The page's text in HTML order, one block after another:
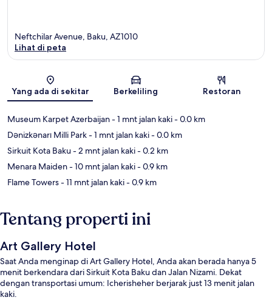
Peta
Neftchilar Avenue, Baku, AZ1010
Lihat di peta
Yang ada di sekitar Berkeliling Restoran
Museum Karpet Azerbaijan- 1 mnt jalan kaki- 0.0 km
Dənizkənarı Milli Park- 1 mnt jalan kaki- 0.0 km
Sirkuit Kota Baku- 2 mnt jalan kaki- 0.2 km
Menara Maiden- 10 mnt jalan kaki- 0.9 km
Flame Towers- 11 mnt jalan kaki- 0.9 km
Tentang properti ini
Art Gallery Hotel
Saat Anda menginap di Art Gallery Hotel, Anda akan berada hanya 5
menit berkendara dari Sirkuit Kota Baku dan Jalan Nizami. Dekat
dengan transportasi umum: Icherisheher berjarak just 13 menit jalan
kaki.